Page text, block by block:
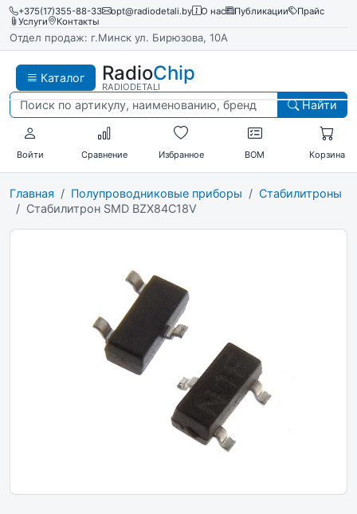
+375(17)355-88-33 opt@radiodetali.by О нас Публикации
Прайс
Услуги
Контакты
Отдел продаж: г.Минск ул. Бирюзова, 10А
Каталог RadioChip
RADIODETALI
Найти
Войти Сравнение Избранное BOM Корзина
Главная Полупроводниковые приборы
Стабилитроны
Стабилитрон SMD BZX84C18V